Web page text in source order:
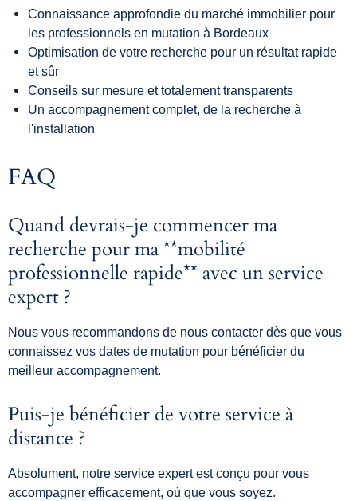
Connaissance approfondie du marché immobilier pour
les professionnels en mutation à Bordeaux
Optimisation de votre recherche pour un résultat rapide
et sûr
Conseils sur mesure et totalement transparents
Un accompagnement complet, de la recherche à
l'installation
FAQ
Quand devrais-je commencer ma
recherche pour ma **mobilité
professionnelle rapide** avec un service
expert ?
Nous vous recommandons de nous contacter dès que vous
connaissez vos dates de mutation pour bénéficier du
meilleur accompagnement.
Puis-je bénéficier de votre service à
distance ?
Absolument, notre service expert est conçu pour vous
accompagner efficacement, où que vous soyez.